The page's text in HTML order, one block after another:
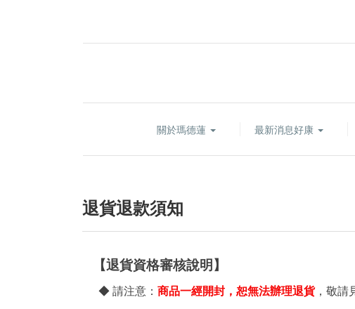
關於瑪德蓮 最新消息好康
退貨退款須知
【退貨資格審核說明】
◆ 請注意： 商品一經開封，恕無法辦理退貨，敬請